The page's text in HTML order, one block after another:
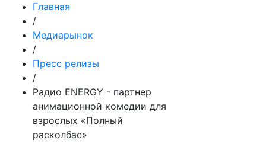
Главная
/
Медиарынок
/
Пресс релизы
/
Радио ENERGY - партнер
анимационной комедии для
взрослых «Полный
расколбас»